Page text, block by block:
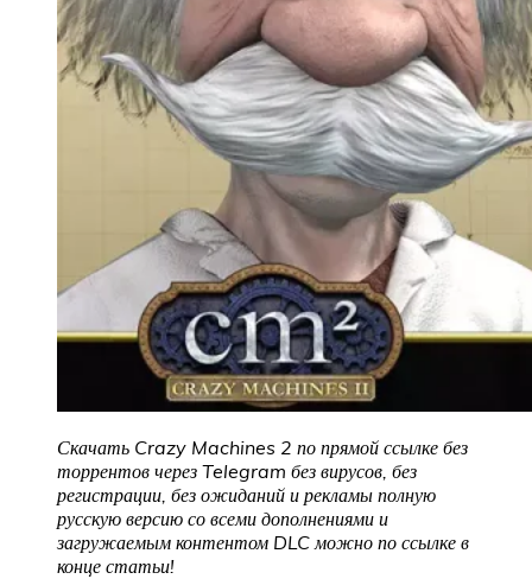
Скачать Crazy Machines 2 по прямой ссылке без
торрентов через Telegram без вирусов, без
регистрации, без ожиданий и рекламы полную
русскую версию со всеми дополнениями и
загружаемым контентом DLC можно по ссылке в
конце статьи!